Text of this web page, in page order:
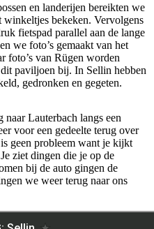
en landerijen bereikten we
bekeken. Vervolgens
fietspad parallel aan de lange
we foto’s gemaakt van het
foto’s van Rügen worden
paviljoen bij. In Sellin hebben
gedronken en gegeten.
naar Lauterbach langs een
voor een gedeelte terug over
geen probleem want je kijkt
ziet dingen die je op de
bij de auto gingen de
we weer terug naar ons